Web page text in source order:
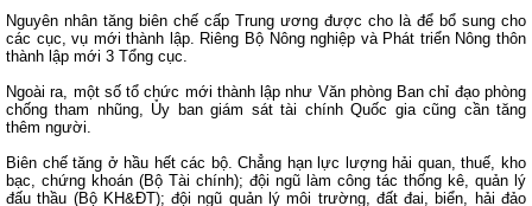
Nguyên nhân tăng biên chế cấp Trung ương được cho là để bổ sung cho
các cục, vụ mới thành lập. Riêng Bộ Nông nghiệp và Phát triển Nông thôn
thành lập mới 3 Tổng cục.
Ngoài ra, một số tổ chức mới thành lập như Văn phòng Ban chỉ đạo phòng
chống tham nhũng, Ủy ban giám sát tài chính Quốc gia cũng cần tăng
thêm người.
Biên chế tăng ở hầu hết các bộ. Chẳng hạn lực lượng hải quan, thuế, kho
bạc, chứng khoán (Bộ Tài chính); đội ngũ làm công tác thống kê, quản lý
đấu thầu (Bộ KH&ĐT); đội ngũ quản lý môi trường, đất đai, biển, hải đảo